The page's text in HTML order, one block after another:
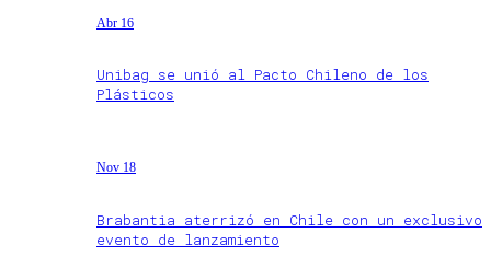
Abr 16
Unibag se unió al Pacto Chileno de los
Plásticos
Nov 18
Brabantia aterrizó en Chile con un exclusivo
evento de lanzamiento